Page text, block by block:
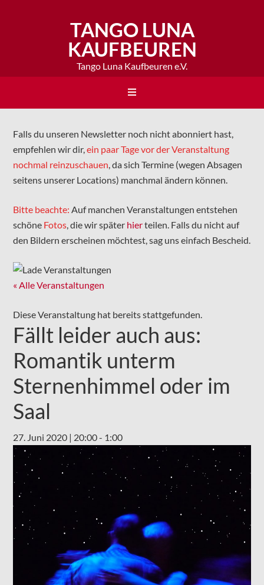
TANGO LUNA
KAUFBEUREN
Tango Luna Kaufbeuren e.V.
Falls du unseren Newsletter noch nicht abonniert hast,
empfehlen wir dir,ein paar Tage vor der Veranstaltung
nochmal reinzuschauen, da sich Termine (wegen Absagen
seitens unserer Locations) manchmal ändern können.
Bitte beachte: Auf manchen Veranstaltungen entstehen
schöne Fotos, die wir später hierteilen. Falls du nicht auf
den Bildern erscheinen möchtest, sag uns einfach Bescheid.
« Alle Veranstaltungen
Diese Veranstaltung hat bereits stattgefunden.
Fällt leider auch aus:
Romantik unterm
Sternenhimmel oder im
Saal
27. Juni 2020 | 20:00- 1:00